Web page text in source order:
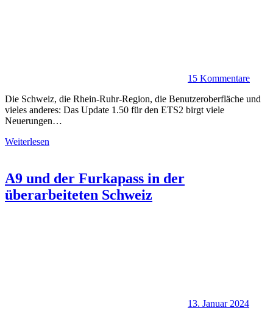
15 Kommentare
Die Schweiz, die Rhein-Ruhr-Region, die Benutzeroberfläche und
vieles anderes: Das Update 1.50 für den ETS2 birgt viele
Neuerungen…
Weiterlesen
A9 und der Furkapass in der
überarbeiteten Schweiz
13. Januar 2024